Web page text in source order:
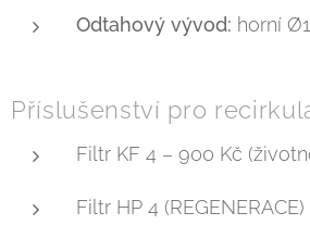
Odtahový vývod: horní
Příslušenství pro
Filtr KF 4 – 900 Kč
Filtr HP 4